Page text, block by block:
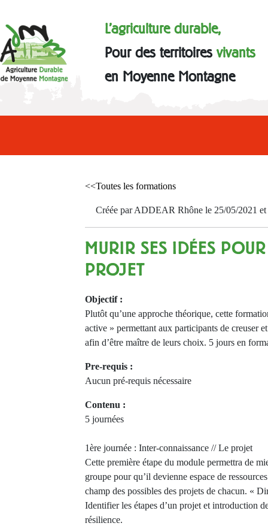
L'agriculture durable,
Pour des territoiresvivants
en Moyenne Montagne
<<Toutes les formations
Créée par ADDEAR Rhône le 25/05/2021 et
MURIR SES IDÉES
PROJET
Objectif :
Plutôt qu’une approche théorique, cette
active » permettant aux participants de creuser
afin d’être maître de leurs choix. 5 jours en
Pre-requis :
Aucun pré-requis nécessaire
Contenu :
5 journées
1ère journée : Inter-connaissance // Le projet
Cette première étape du module permettra de
groupe pour qu’il devienne espace de
champ des possibles des projets de chacun. «
Identifier les étapes d’un projet et introduction
résilience.